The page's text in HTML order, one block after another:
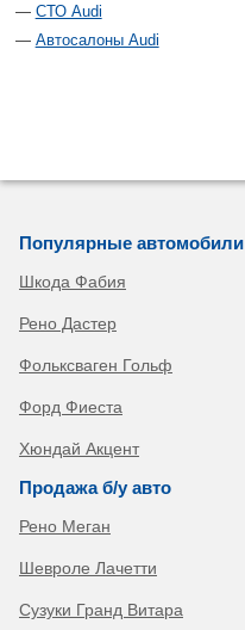
СТО Audi
Автосалоны Audi
Популярные автомобили
Шкода Фабия
Рено Дастер
Фольксваген Гольф
Форд Фиеста
Хюндай Акцент
Продажа б/у авто
Рено Меган
Шевроле Лачетти
Сузуки Гранд Витара